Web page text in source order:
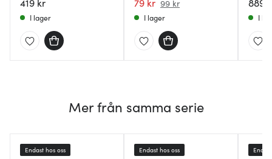
I lager
99 kr
I lager I
Mer från samma serie
Endast hos oss Endast hos oss